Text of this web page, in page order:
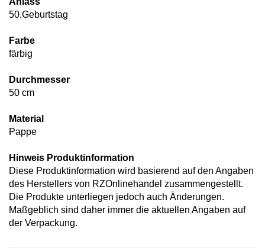
50.Geburtstag
Farbe
färbig
Durchmesser
50 cm
Material
Pappe
Hinweis Produktinformation
Diese Produktinformation wird basierend auf den Angaben
des Herstellers von RZOnlinehandel zusammengestellt.
Die Produkte unterliegen jedoch auch Änderungen.
Maßgeblich sind daher immer die aktuellen Angaben auf
der Verpackung.